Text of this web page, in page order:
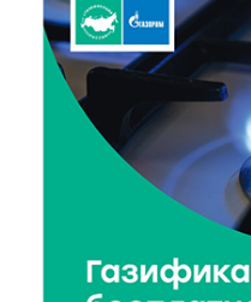
7 Авг 2026 18:10 144
Зарядка со стражем
«Чайке»
7 Авг 2026 18:02 345
В Нило-Столобенской
реставрация фасада
Крестовоздвиженской